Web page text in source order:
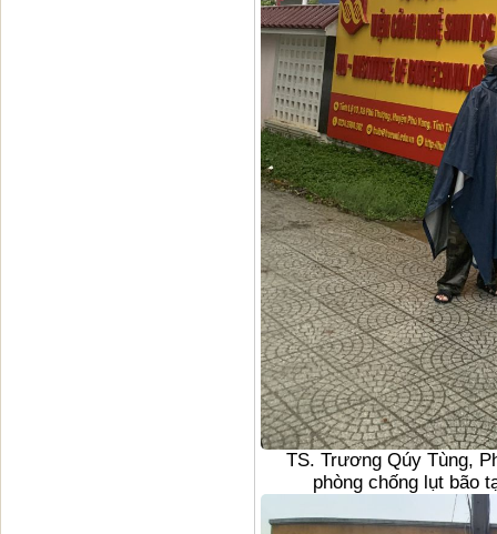
TS. Trương Qúy Tùng,
phòng chống lụt bão